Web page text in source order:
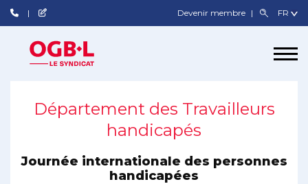
Devenir membre
Département des Travailleurs
handicapés
Journée internationale des personnes
handicapées